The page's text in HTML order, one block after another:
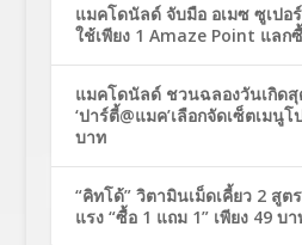
แมคโดนัลด์ จับมือ อเมซ ซูเปอ
ใช้เพียง 1 Amaze Point แลก
แมคโดนัลด์ ชวนฉลองวันเกิด
‘ปาร์ตี้@แมค’เลือกจัดเซ็ตเมนูโ
บาท
“คิทโด้” วิตามินเม็ดเคี้ยว 2 สูต
แรง “ซื้อ 1 แถม 1” เพียง 49 บ